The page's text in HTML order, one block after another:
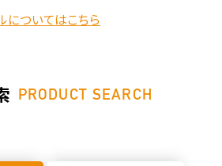
についてはこちら
PRODUCT SEARCH